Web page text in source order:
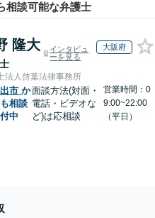
相談可能な弁護士
隆大
インタビュ
ーを見る
大阪府
法人啓葉法律事務所
市 か
相談
中
面談方法(対面・
電話・ビデオな
ど)は応相談
営業時間：0
9:00~22:00
（平日）